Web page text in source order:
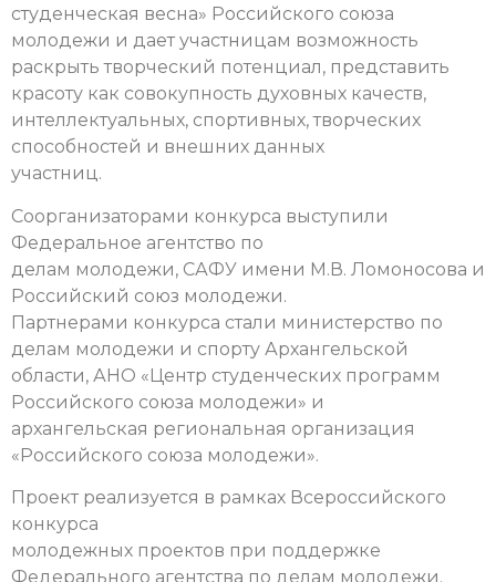
студенческая весна» Российского союза
молодежи и дает участницам возможность
раскрыть творческий потенциал, представить
красоту как совокупность духовных качеств,
интеллектуальных, спортивных, творческих
способностей и внешних данных
участниц.
Соорганизаторами конкурса выступили
Федеральное агентство по
делам молодежи, САФУ имени М.В. Ломоносова и
Российский союз молодежи.
Партнерами конкурса стали министерство по
делам молодежи и спорту Архангельской
области, АНО «Центр студенческих программ
Российского союза молодежи» и
архангельская региональная организация
«Российского союза молодежи».
Проект реализуется в рамках Всероссийского
конкурса
молодежных проектов при поддержке
Федерального агентства по делам молодежи.